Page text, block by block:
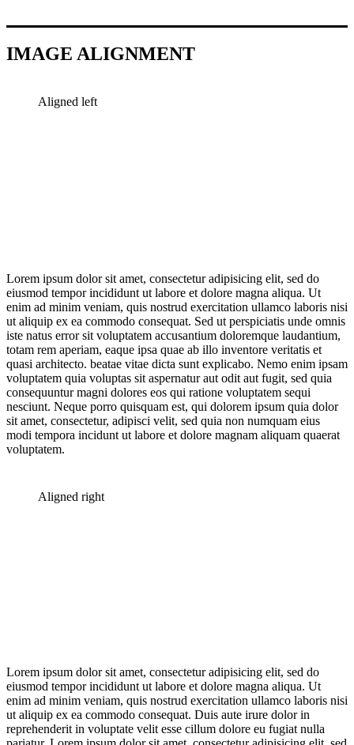
IMAGE ALIGNMENT
Aligned left
Lorem ipsum dolor sit amet, consectetur adipisicing elit, sed do
eiusmod tempor incididunt ut labore et dolore magna aliqua. Ut
enim ad minim veniam, quis nostrud exercitation ullamco laboris nisi
ut aliquip ex ea commodo consequat. Sed ut perspiciatis unde omnis
iste natus error sit voluptatem accusantium doloremque laudantium,
totam rem aperiam, eaque ipsa quae ab illo inventore veritatis et
quasi architecto. beatae vitae dicta sunt explicabo. Nemo enim ipsam
voluptatem quia voluptas sit aspernatur aut odit aut fugit, sed quia
consequuntur magni dolores eos qui ratione voluptatem sequi
nesciunt. Neque porro quisquam est, qui dolorem ipsum quia dolor
sit amet, consectetur, adipisci velit, sed quia non numquam eius
modi tempora incidunt ut labore et dolore magnam aliquam quaerat
voluptatem.
Aligned right
Lorem ipsum dolor sit amet, consectetur adipisicing elit, sed do
eiusmod tempor incididunt ut labore et dolore magna aliqua. Ut
enim ad minim veniam, quis nostrud exercitation ullamco laboris nisi
ut aliquip ex ea commodo consequat. Duis aute irure dolor in
reprehenderit in voluptate velit esse cillum dolore eu fugiat nulla